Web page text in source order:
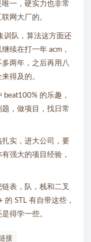
一，硬实力也非常
网大厂的。
训队，算法这方面还
续在打一年 acm，
两年，之后再用八
得及的。
的乐趣，
，做项目，找日常
实，进大公司，要
强大的项目经验，
表，队，栈和二叉
STL 有自带这些，
得学一些。
接